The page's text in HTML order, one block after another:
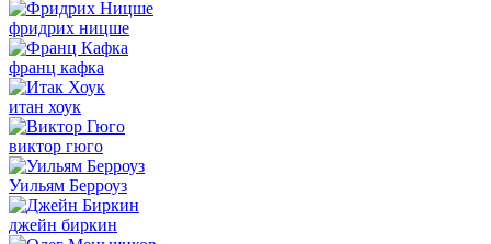
фридрих ницше
франц кафка
итан хоук
виктор гюго
Уильям Берроуз
джейн биркин